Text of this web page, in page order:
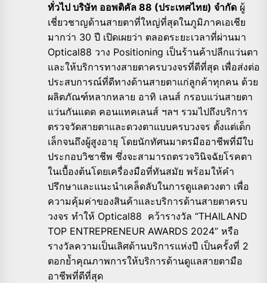
ทั่วไป บริษัท ออพติคัล 88 (ประเทศไทย) จำกัด ผู้
เชี่ยวชาญด้านสายตาที่ใหญ่ที่สุดในภูมิภาคเอเชีย
มากว่า 30 ปี เปิดเผยว่า ตลอดระยะเวลาที่ผ่านมา
Optical88 วาง Positioning เป็นร้านค้าปลีกแว่นตา
และให้บริการทางสายตาครบวงจรที่ดีที่สุด เพื่อส่งต่อ
ประสบการณ์ที่ดีทางด้านสายตาแก่ลูกค้าทุกคน ด้วย
ผลิตภัณฑ์หลากหลาย อาทิ เลนส์ กรอบแว่นสายตา
แว่นกันแดด คอนแทคเลนส์ ฯลฯ รวมไปถึงบริการ
ตรวจวัดสายตาและดวงตาแบบครบวงจร ตั้งแต่เด็ก
เล็กจนถึงผู้สูงอายุ โดยนักทัศนมาตรมืออาชีพที่มีใบ
ประกอบวิชาชีพ ซึ่งจะสามารถตรวจวินิจฉัยโรคตา
ในเบื้องต้นโดยเครื่องมือที่ทันสมัย พร้อมให้คำ
ปรึกษาและแนะนำเคล็ดลับในการดูแลดวงตา เพื่อ
ความคุ้มค่าของสินค้าและบริการด้านสายตาครบ
วงจร ทำให้ Optical88 คว้ารางวัล “THAILAND
TOP ENTREPRENEUR AWARDS 2024” หรือ
รางวัลความเป็นเลิศด้านบริการแห่งปี เป็นครั้งที่ 2
ตอกย้ำคุณภาพการให้บริการด้านดูแลสายตามือ
อาชีพที่ดีที่สุด